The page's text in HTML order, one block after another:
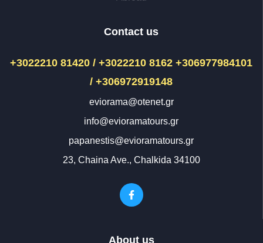
Contact us
+3022210 81420 / +3022210 8162 +306977984101
/ +306972919148
eviorama@otenet.gr
info@evioramatours.gr
papanestis@evioramatours.gr
23, Chaina Ave., Chalkida 34100
About us